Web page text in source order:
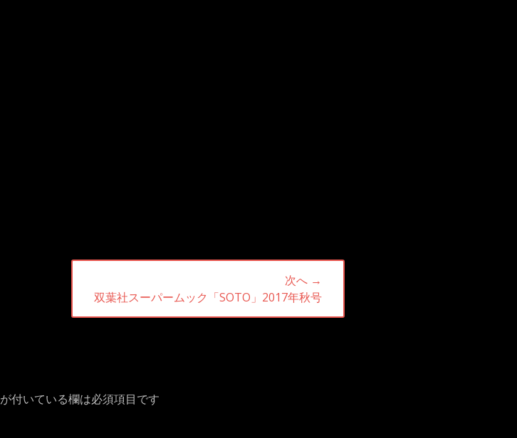
次へ →
次
の
双葉社スーパームック「SOTO」2017年秋号
が付いている欄は必須項目です